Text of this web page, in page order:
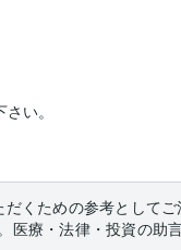
い。
くための参考として
療・法律・投資の助